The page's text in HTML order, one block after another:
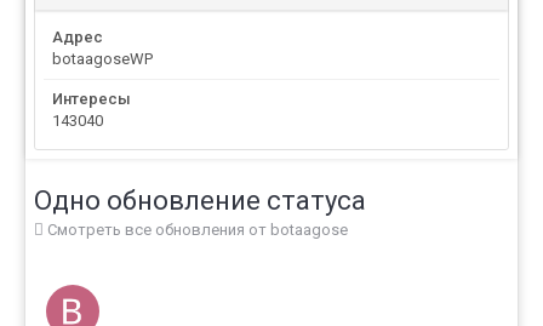
Адрес
botaagoseWP
Интересы
143040
Одно обновление статуса
Смотреть все обновления от botaagose